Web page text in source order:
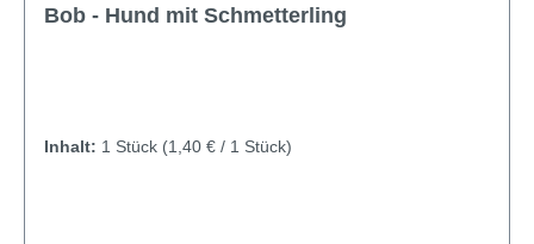
Bob - Hund mit Schmetterling
Inhalt: 1 Stück (1,40 € / 1 Stück)